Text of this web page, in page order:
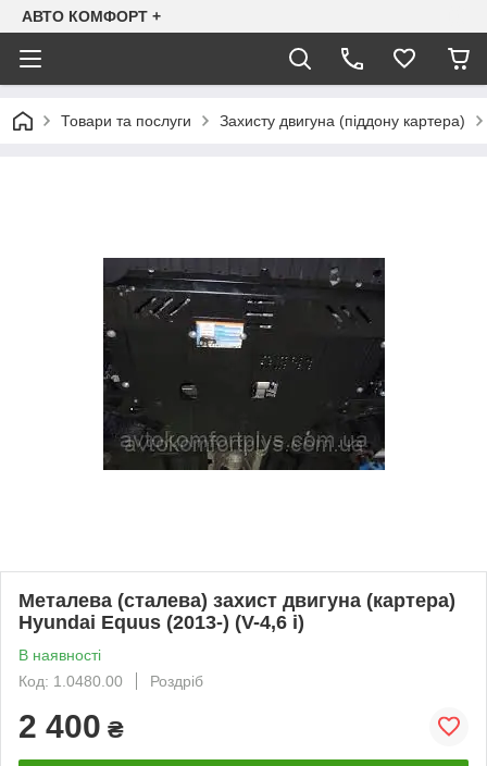
АВТО КОМФОРТ +
Товари та послуги Захисту двигуна (піддону картера)
Металева (сталева) захист двигуна (картера)
Hyundai Equus (2013-) (V-4,6 i)
В наявності
Код: 1.0480.00
Роздріб
2 400 ₴